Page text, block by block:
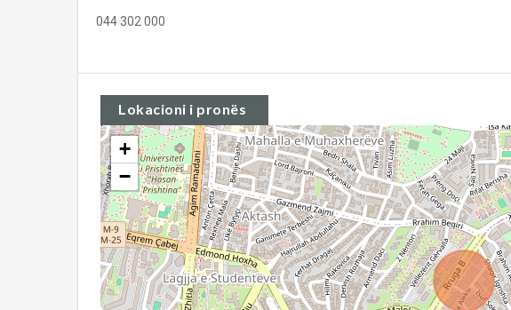
044 302 000
Lokacioni i pronës
+
−